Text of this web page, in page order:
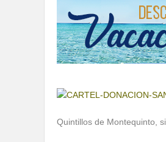
Quintillos de Montequinto,